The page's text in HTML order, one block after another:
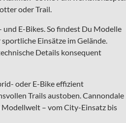
oder Trail.
E-Bikes. So findest Du Modelle
Einsätze im Gelände.
Details konsequent
oder E-Bike effizient
Trails austoben. Cannondale
– vom City-Einsatz bis